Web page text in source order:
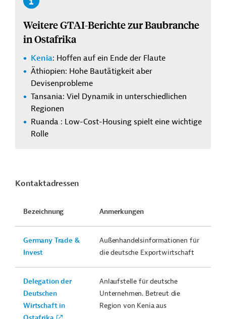
Weitere GTAI-Berichte zur Baubranche
in Ostafrika
Kenia: Hoffen auf ein Ende der Flaute
Äthiopien: Hohe Bautätigkeit aber
Devisenprobleme
Tansania: Viel Dynamik in unterschiedlichen
Regionen
Ruanda : Low-Cost-Housing spielt eine wichtige
Rolle
Kontaktadressen
Bezeichnung Anmerkungen
Germany Trade &
Invest
Außenhandelsinformationen für
die deutsche Exportwirtschaft
Delegation der
Deutschen
Wirtschaft in
Anlaufstelle für deutsche
Unternehmen. Betreut die
Region von Kenia aus